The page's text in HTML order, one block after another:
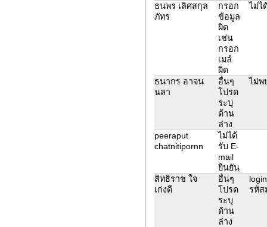
ธนพร เลิศสกุล
ภัทร
กรอก
ข้อมูล
ผิด
เช่น
กรอก
เมล์
ผิด
ไม่ไ
ธนากร อาจน
นลา
อื่นๆ
โปรด
ระบุ
ด้าน
ล่าง
ไม่พ
peeraput
chatnitipornn
ไม่ได้
รับ E-
mail
ยืนยัน
สิทธิราช ใจ
เก่งดี
อื่นๆ
โปรด
ระบุ
ด้าน
ล่าง
รหัส